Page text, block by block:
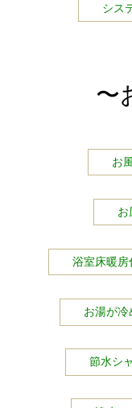
シス
〜
お
お
浴室床暖房
お湯が
節水シ